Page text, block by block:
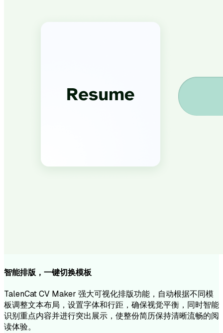
智能排版，一键切换模板
TalenCat CV Maker 强大可视化排版功能，自动根据不同模
板调整文本布局，设置字体和行距，确保视觉平衡，同时智能
识别重点内容并进行突出展示，使整份简历保持清晰流畅的阅
读体验。